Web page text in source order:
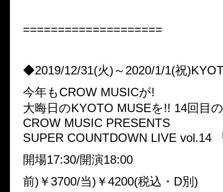
====================
◆2019/12/31(火)～2020/1/1(祝
今年もCROW MUSICが!
大晦日のKYOTO MUSEを!! 14回目
CROW MUSIC PRESENTS
SUPER COUNTDOWN LIVE vol.14
開場17:30/開演18:00
前)￥3700/当)￥4200(税込・D別)